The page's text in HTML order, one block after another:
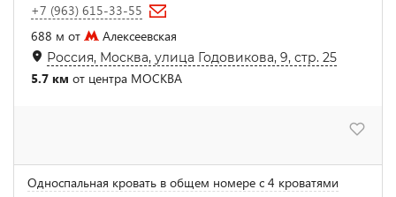
+7 (963) 615-33-55
688 м от
Алексеевская
Россия, Москва, улица Годовикова, 9, стр. 25
5.7 км от центра МОСКВА
Односпальная кровать в общем номере с 4 кроватями